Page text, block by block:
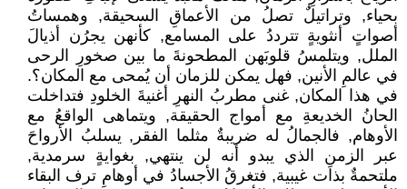
بحياء, وتراتيلٌ تصلُ من الأعماقِ السحيقة, وهمساتُ
أصواتٍ أنثويةٍ تترددُ على المسامع, كأنهن يجرُن أذيالَ
الملل, ويتلمسُ قلوبَهن المطحونةَ ما بين صخورِ الرحى
في عالمِ الأنين, فهل يمكن للزمان أن يُمحى مع المكان؟.
في هذا المكان, غنى مطربُ النهرِ أغنيةَ الخلودِ فتداخلت
الحانُ الخديعةِ مع أمواج الحقيقة, ويتماهى الواقعُ مع
الأوهام, فالجمالُ له ضريبةٌ مثلما الفقر, يسلبُ الأرواحَ
عبر الزمنِ الذي يبدو أنه لن ينتهي, بغوايةٍ سرمدية,
ملتحمةٌ بذات غيبية, فتغرقُ الأجسادُ في أوهامِ ترف البقاء